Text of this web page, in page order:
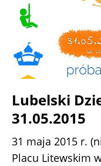
Lubelski
31.05.2015
31 maja 2015 r.
Placu Litewskim